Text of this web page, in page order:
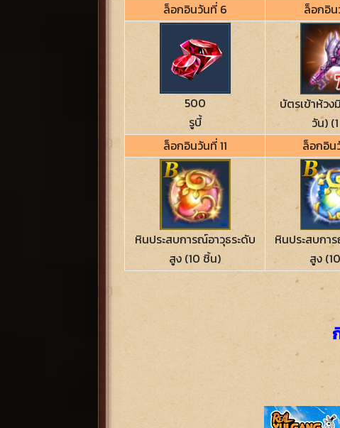
ล็อกอินวันที่ 6
ล็อกอิ
500
รูบี้
บัตรเข้าห้ว
วัน)
ล็อกอินวันที่ 11
ล็อกอิน
หินประสบการณ์อาวุธระดับ
สูง (10 ชิ้น)
หินประสบการ
สูง